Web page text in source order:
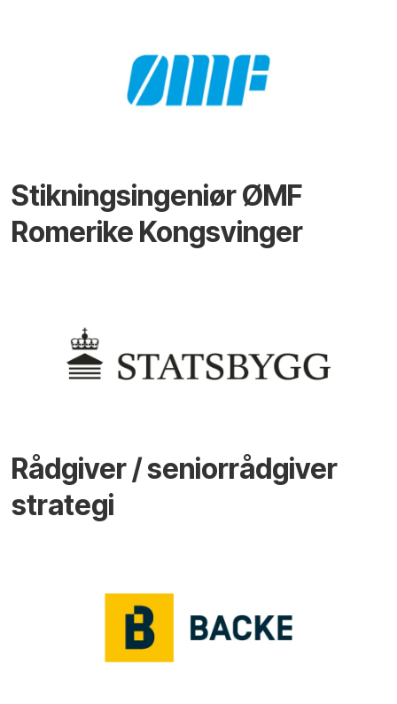
Stikningsingeniør ØMF
Romerike Kongsvinger
Rådgiver / seniorrådgiver
strategi